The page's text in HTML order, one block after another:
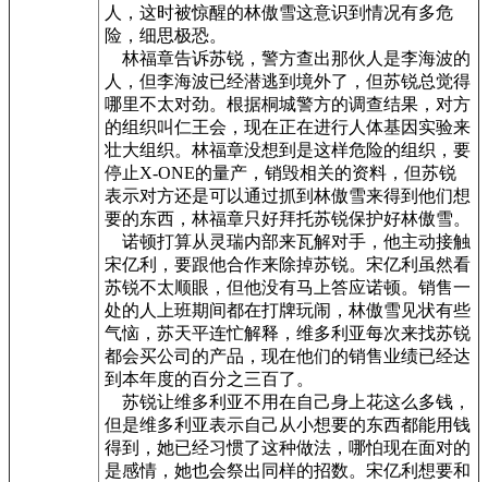
人，这时被惊醒的林傲雪这意识到情况有多危
险，细思极恐。
林福章告诉苏锐，警方查出那伙人是李海波的
人，但李海波已经潜逃到境外了，但苏锐总觉得
哪里不太对劲。根据桐城警方的调查结果，对方
的组织叫仁王会，现在正在进行人体基因实验来
壮大组织。林福章没想到是这样危险的组织，要
停止X-ONE的量产，销毁相关的资料，但苏锐
表示对方还是可以通过抓到林傲雪来得到他们想
要的东西，林福章只好拜托苏锐保护好林傲雪。
诺顿打算从灵瑞内部来瓦解对手，他主动接触
宋亿利，要跟他合作来除掉苏锐。宋亿利虽然看
苏锐不太顺眼，但他没有马上答应诺顿。销售一
处的人上班期间都在打牌玩闹，林傲雪见状有些
气恼，苏天平连忙解释，维多利亚每次来找苏锐
都会买公司的产品，现在他们的销售业绩已经达
到本年度的百分之三百了。
苏锐让维多利亚不用在自己身上花这么多钱，
但是维多利亚表示自己从小想要的东西都能用钱
得到，她已经习惯了这种做法，哪怕现在面对的
是感情，她也会祭出同样的招数。宋亿利想要和